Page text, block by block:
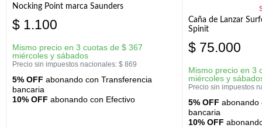
Nocking Point marca Saunders
$ 1.100
Mismo precio en 3 cuotas de $ 367
miércoles y sábados
Precio sin impuestos nacionales: $ 869
5% OFF abonando con Transferencia
bancaria
10% OFF abonando con Efectivo
Caña de Lanzar
Spinit
$ 75.000
Mismo precio en 3
miércoles y
Precio sin impuestos
5% OFF abonando
bancaria
10% OFF